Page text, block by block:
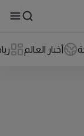
أخبار العالم